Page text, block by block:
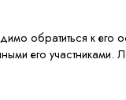
обратиться к
его участниками.